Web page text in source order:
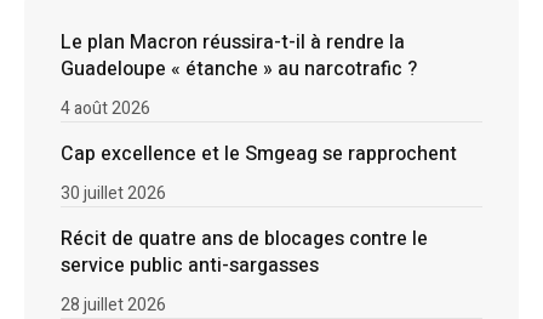
Le plan Macron réussira-t-il à rendre la
Guadeloupe « étanche » au narcotrafic ?
4 août 2026
Cap excellence et le Smgeag se rapprochent
30 juillet 2026
Récit de quatre ans de blocages contre le
service public anti-sargasses
28 juillet 2026